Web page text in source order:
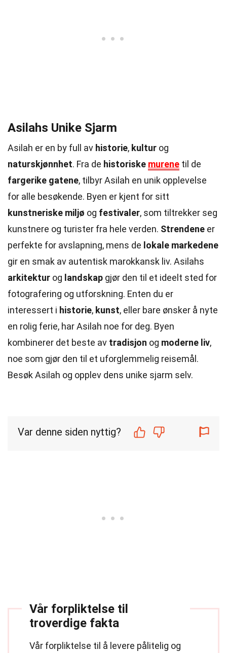
Asilahs Unike Sjarm
Asilah er en by full av historie, kultur og
naturskjønnhet. Fra de historiske murene til de
fargerike gatene, tilbyr Asilah en unik opplevelse
for alle besøkende. Byen er kjent for sitt
kunstneriske miljø og festivaler, som tiltrekker seg
kunstnere og turister fra hele verden. Strendene er
perfekte for avslapning, mens de lokale markedene
gir en smak av autentisk marokkansk liv. Asilahs
arkitektur og landskap gjør den til et ideelt sted for
fotografering og utforskning. Enten du er
interessert i historie, kunst, eller bare ønsker å nyte
en rolig ferie, har Asilah noe for deg. Byen
kombinerer det beste av tradisjon og moderne liv,
noe som gjør den til et uforglemmelig reisemål.
Besøk Asilah og opplev dens unike sjarm selv.
Var denne siden nyttig?
Vår forpliktelse til
troverdige fakta
Vår forpliktelse til å levere pålitelig og